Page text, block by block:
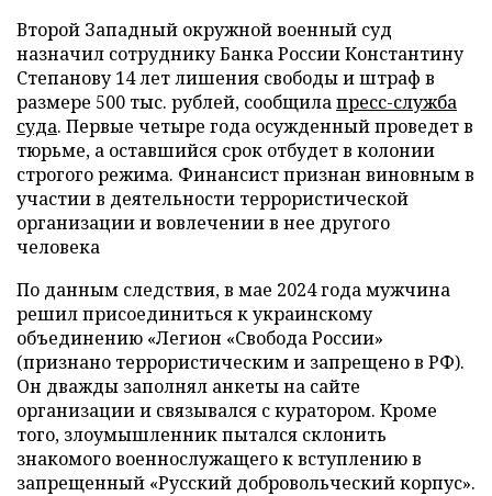
Второй Западный окружной военный суд
назначил сотруднику Банка России Константину
Степанову 14 лет лишения свободы и штраф в
размере 500 тыс. рублей, сообщилапресс-служба
суда. Первые четыре года осужденный проведет в
тюрьме, а оставшийся срок отбудет в колонии
строгого режима. Финансист признан виновным в
участии в деятельности террористической
организации и вовлечении в нее другого
человека
По данным следствия, в мае 2024 года мужчина
решил присоединиться к украинскому
объединению «Легион «Свобода России»
(признано террористическим и запрещено в РФ).
Он дважды заполнял анкеты на сайте
организации и связывался с куратором. Кроме
того, злоумышленник пытался склонить
знакомого военнослужащего к вступлению в
запрещенный «Русский добровольческий корпус».